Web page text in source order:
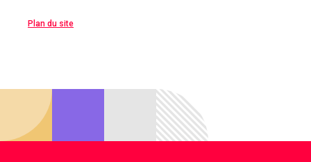
Plan du site